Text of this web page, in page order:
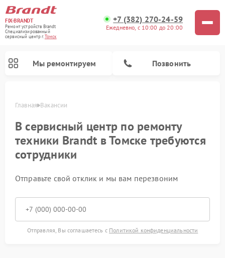
FIX-BRANDT
Ремонт устройств Brandt
Специализированный
cервисный центр г.Томск
+7 (382) 270-24-59
Ежедневно, с 10:00 до 20:00
Мы ремонтируем Позвонить
Главная Вакансии
В сервисный центр по ремонту
техники Brandt в Томске требуются
сотрудники
Отправьте свой отклик и мы вам перезвоним
Отправляя, Вы соглашаетесь с Политикой конфиденциальности